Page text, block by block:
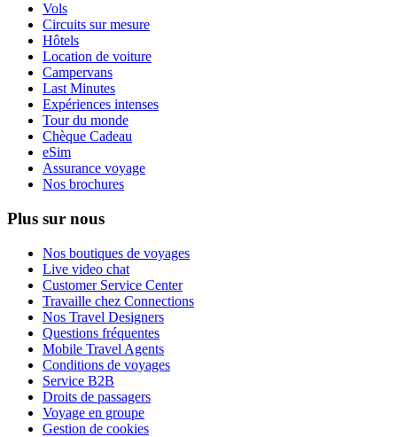
Vols
Circuits sur mesure
Hôtels
Location de voiture
Campervans
Last Minutes
Expériences intenses
Tour du monde
Chèque Cadeau
eSim
Assurance voyage
Nos brochures
Plus sur nous
Nos boutiques de voyages
Live video chat
Customer Service Center
Travaille chez Connections
Nos Travel Designers
Questions fréquentes
Mobile Travel Agents
Conditions de voyages
Service B2B
Droits de passagers
Voyage en groupe
Gestion de cookies